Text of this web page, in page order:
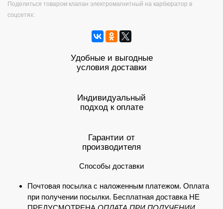
Поделиться товаром клапан электромагнитный на карбюратор в
соцсетях:
Удобные и выгодные
условия доставки
Индивидуальный
подход к оплате
Гарантии от
производителя
Способы доставки
Почтовая посылка с наложенным платежом. Оплата
при получении посылки. Бесплатная доставка НЕ